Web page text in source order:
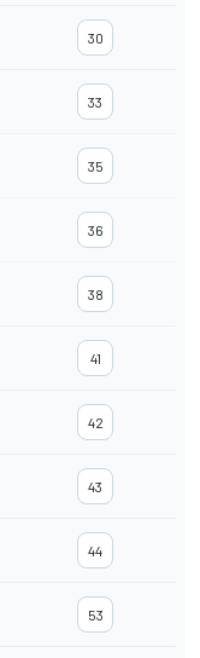
30
33
35
36
38
41
42
43
44
53